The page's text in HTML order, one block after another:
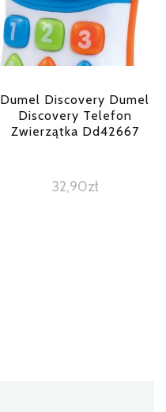
Dumel Discovery Dumel
Discovery Telefon
Zwierzątka Dd42667
32,90zł